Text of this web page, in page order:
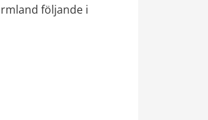
följande i